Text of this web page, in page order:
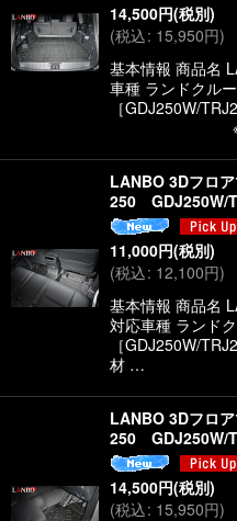
絞
14,500円(税別)
(税込: 15,950円)
基本情報 商品名
車種 ランドクル
［GDJ250W/
LANBO 3Dフロ
250 GDJ250W/
11,000円(税別)
(税込: 12,100円)
基本情報 商品名
対応車種 ランド
［GDJ250W/
材 …
LANBO 3Dフロ
250 GDJ250W/
14,500円(税別)
(税込: 15,950円)